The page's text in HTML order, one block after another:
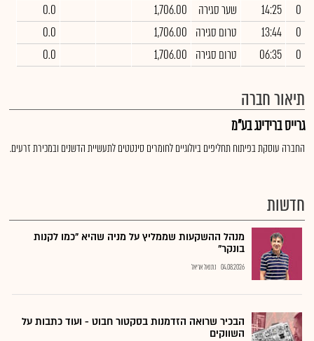
0
14:25 שער סגירה 1,706.00
0.0
0
13:44 טרום סגירה 1,706.00
0.0
0
06:35 טרום סגירה 1,706.00
0.0
תיאור חברה
גרייס ברידינג בע"מ
החברה עוסקת בפיתוח תחליפים ביולוגיים לחומרים סינטטים לתעשיית הדשנים ובמכירת זרעים.
חדשות
מנהל ההשקעות שממליץ על מניה שהיא "כמו לקנות
בונקר"
04.08.2026 נתנאל אריאל
הבכיר שרואה הזדמנות בסקטור חבוט - ועוד כתבות על
השווקים